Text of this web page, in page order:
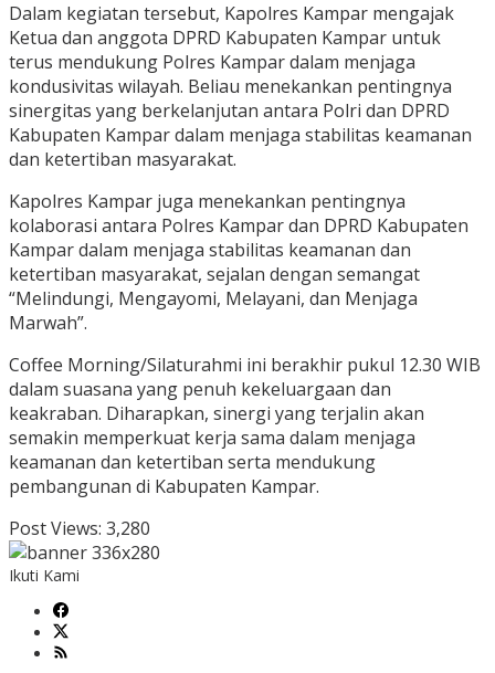
Dalam kegiatan tersebut, Kapolres Kampar mengajak
Ketua dan anggota DPRD Kabupaten Kampar untuk
terus mendukung Polres Kampar dalam menjaga
kondusivitas wilayah. Beliau menekankan pentingnya
sinergitas yang berkelanjutan antara Polri dan DPRD
Kabupaten Kampar dalam menjaga stabilitas keamanan
dan ketertiban masyarakat.
Kapolres Kampar juga menekankan pentingnya
kolaborasi antara Polres Kampar dan DPRD Kabupaten
Kampar dalam menjaga stabilitas keamanan dan
ketertiban masyarakat, sejalan dengan semangat
“Melindungi, Mengayomi, Melayani, dan Menjaga
Marwah”.
Coffee Morning/Silaturahmi ini berakhir pukul 12.30 WIB
dalam suasana yang penuh kekeluargaan dan
keakraban. Diharapkan, sinergi yang terjalin akan
semakin memperkuat kerja sama dalam menjaga
keamanan dan ketertiban serta mendukung
pembangunan di Kabupaten Kampar.
Post Views: 3,280
Ikuti Kami